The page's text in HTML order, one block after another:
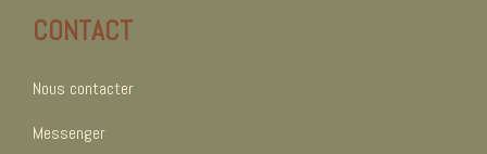
CONTACT
Nous contacter
Messenger